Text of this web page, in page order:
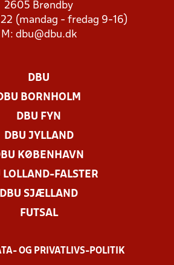
2605 Brøndby
(mandag - fredag 9-16)
M: dbu@dbu.dk
DBU
BORNHOLM
DBU FYN
DBU JYLLAND
KØBENHAVN
LOLLAND-FALSTER
DBU SJÆLLAND
FUTSAL
OG PRIVATLIVS-POLITIK